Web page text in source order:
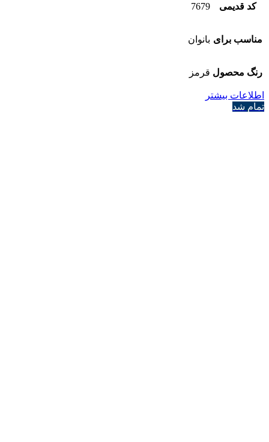
کد قدیمی 7679
مناسب برای بانوان
رنگ محصول قرمز
اطلاعات بیشتر
تمام شد